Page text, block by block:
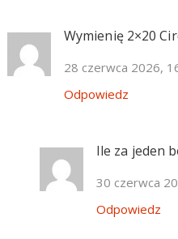
Wymienię 2×20
28 czerwca 2026,
Odpowiedz
Ile za jeden
30 czerwca
Odpowiedz